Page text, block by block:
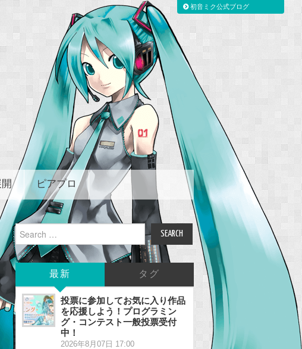
ピアプロ
Search
for:
最新 タグ
投票に参加してお気に入り作品
を応援しよう！プログラミン
グ・コンテスト一般投票受付
中！
2026年8月07日 17:00
初音ミク公式ブログ